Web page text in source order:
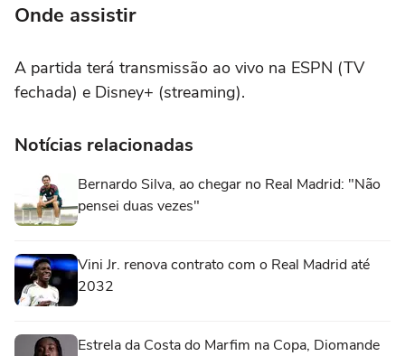
Onde assistir
A partida terá transmissão ao vivo na ESPN (TV
fechada) e Disney+ (streaming).
Notícias relacionadas
Bernardo Silva, ao chegar no Real Madrid: "Não
pensei duas vezes"
Vini Jr. renova contrato com o Real Madrid até
2032
Estrela da Costa do Marfim na Copa, Diomande